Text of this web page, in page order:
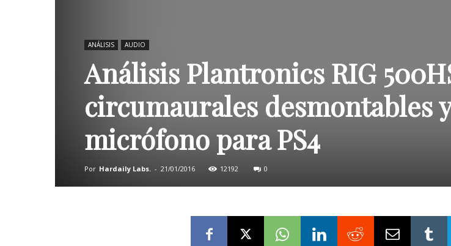
ANÁLISIS AUDIO
Análisis Plantronics RIG
circumaurales desmontables
micrófono para PS4
Por Hardaily Labs. - 21/01/2016 12192 0